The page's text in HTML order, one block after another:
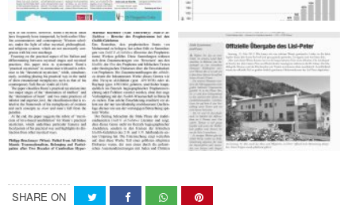
SHARE ON